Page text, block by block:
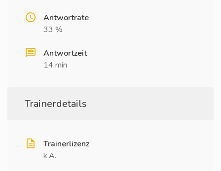
Antwortrate
33 %
Antwortzeit
14 min
Trainerdetails
Trainerlizenz
k.A.